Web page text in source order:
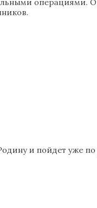
и пойдет уже